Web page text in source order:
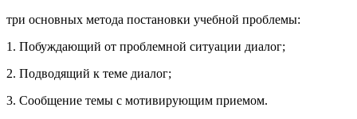
три основных метода постановки учебной проблемы:
1. Побуждающий от проблемной ситуации диалог;
2. Подводящий к теме диалог;
3. Сообщение темы с мотивирующим приемом.